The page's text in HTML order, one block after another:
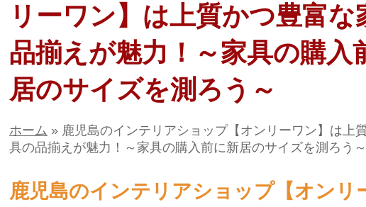
リーワン】は上質かつ豊富な
品揃えが魅力！～家具の購入
居のサイズを測ろう～
ホーム » 鹿児島のインテリアショップ【オンリーワン】は上
具の品揃えが魅力！～家具の購入前に新居のサイズを測ろう～
鹿児島のインテリアショップ【オンリ